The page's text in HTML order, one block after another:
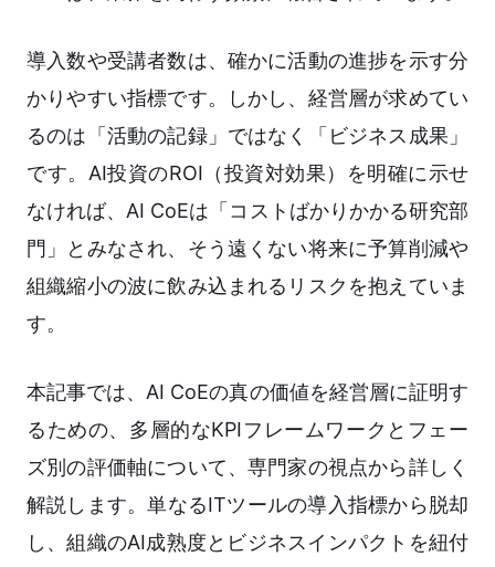
導入数や受講者数は、確かに活動の進捗を示す分
かりやすい指標です。しかし、経営層が求めてい
るのは「活動の記録」ではなく「ビジネス成果」
です。AI投資のROI（投資対効果）を明確に示せ
なければ、AI CoEは「コストばかりかかる研究部
門」とみなされ、そう遠くない将来に予算削減や
組織縮小の波に飲み込まれるリスクを抱えていま
す。
本記事では、AI CoEの真の価値を経営層に証明す
るための、多層的なKPIフレームワークとフェー
ズ別の評価軸について、専門家の視点から詳しく
解説します。単なるITツールの導入指標から脱却
し、組織のAI成熟度とビジネスインパクトを紐付